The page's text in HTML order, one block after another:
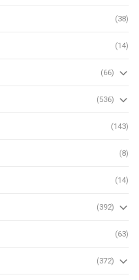
(38)
(14)
(66)
(536)
(143)
(8)
(14)
(392)
(63)
(372)